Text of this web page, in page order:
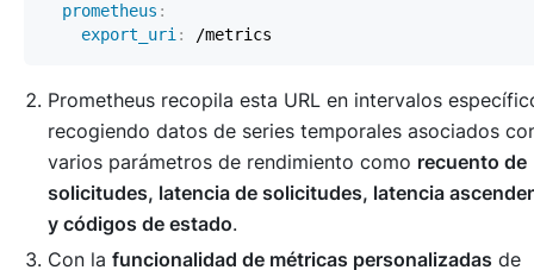
prometheus :
export_uri :
Prometheus recopila esta URL en intervalos
recogiendo datos de series temporales asociados
varios parámetros de rendimiento como recuento de
solicitudes, latencia de solicitudes, latencia
y códigos de estado.
Con la funcionalidad de métricas personalizadas de